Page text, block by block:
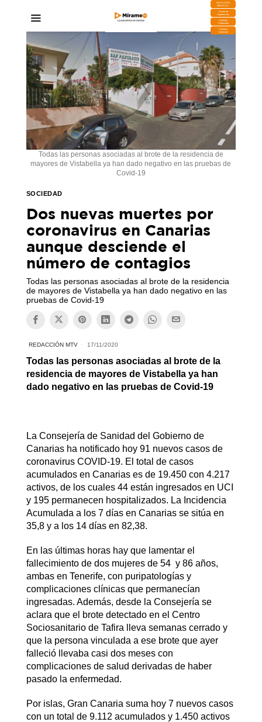
DESCARGA
MIRAPLAY
Buzón de
Sugerencias
Contratar
Publicidad
Contacto
Comercial
Todas las personas asociadas al brote de la residencia de
mayores de Vistabella ya han dado negativo en las pruebas de
Covid-19
SOCIEDAD
Dos nuevas muertes por
coronavirus en Canarias
aunque desciende el
número de contagios
Todas las personas asociadas al brote de la residencia
de mayores de Vistabella ya han dado negativo en las
pruebas de Covid-19
REDACCIÓN MTV 17/11/2020
Todas las personas asociadas al brote de la
residencia de mayores de Vistabella ya han
dado negativo en las pruebas de Covid-19
La Consejería de Sanidad del Gobierno de
Canarias ha notificado hoy 91 nuevos casos de
coronavirus COVID-19. El total de casos
acumulados en Canarias es de 19.450 con 4.217
activos, de los cuales 44 están ingresados en UCI
y 195 permanecen hospitalizados. La Incidencia
Acumulada a los 7 días en Canarias se sitúa en
35,8 y a los 14 días en 82,38.
En las últimas horas hay que lamentar el
fallecimiento de dos mujeres de 54 y 86 años,
ambas en Tenerife, con puripatologías y
complicaciones clínicas que permanecían
ingresadas. Además, desde la Consejería se
aclara que el brote detectado en el Centro
Sociosanitario de Tafira lleva semanas cerrado y
que la persona vinculada a ese brote que ayer
falleció llevaba casi dos meses con
complicaciones de salud derivadas de haber
pasado la enfermedad.
Por islas, Gran Canaria suma hoy 7 nuevos casos
con un total de 9.112 acumulados y 1.450 activos